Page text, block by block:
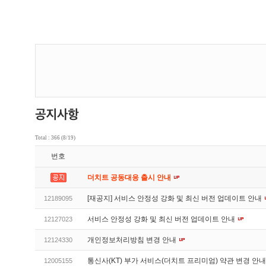
Total : 366 (8/19)
번호
더치트 공동대응 출시 안내
12189095 [재공지] 서비스 안정성 강화 및 최신 버전 업데이트 안내
12127023 서비스 안정성 강화 및 최신 버전 업데이트 안내
12124330 개인정보처리방침 변경 안내
12005155 통신사(KT) 부가 서비스(더치트 프리미엄) 약관 변경 안